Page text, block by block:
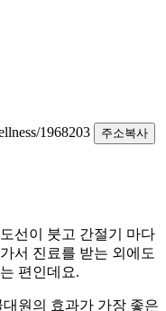
1968203
주소복사
선이 붓고 간절기 마다
서 진료를 받는 외에도
편인데요.
원의 효과가 가장 좋은